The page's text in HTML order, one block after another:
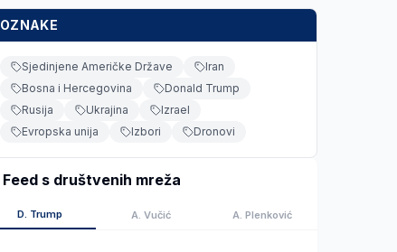
OZNAKE
Sjedinjene Američke Države
Iran
Bosna i Hercegovina
Donald Trump
Rusija
Ukrajina
Izrael
Evropska unija
Izbori Dronovi
Feed s društvenih mreža
D. Trump A. Vučić A. Plenković